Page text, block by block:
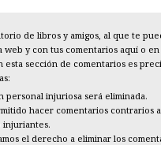
de libros y amigos, al que te
web y con tus comentarios aquí o en
esta sección de comentarios es
personal injuriosa será eliminada.
hacer comentarios contrarios
injuriantes.
el derecho a eliminar los